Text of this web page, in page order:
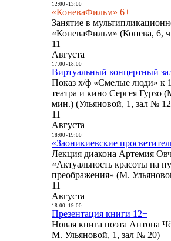
12:00- 13:00
«КоневаФильм» 6+
Занятие в
«КоневаФильм» (Конева, 6,
11
Августа
17:00- 18:00
Виртуальный концертный
Показ х/ф «Смелые люди» к
театра и кино Сергея Гурзо
мин.) (Ульяновой, 1, зал №
11
Августа
18:00- 19:00
«Заоникиевские
Лекция диакона Артемия
«Актуальность красоты на
преображения» (М.
11
Августа
18:00- 19:00
Презентация книги 12+
Новая книга поэта Антона
М. Ульяновой, 1, зал № 20)